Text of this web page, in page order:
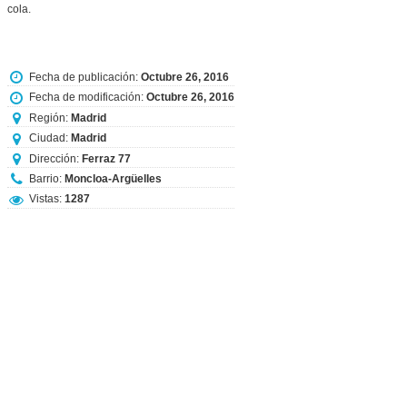
cola.
Fecha de publicación: Octubre 26, 2016
Fecha de modificación: Octubre 26, 2016
Región: Madrid
Ciudad: Madrid
Dirección: Ferraz 77
Barrio: Moncloa-Argüelles
Vistas: 1287